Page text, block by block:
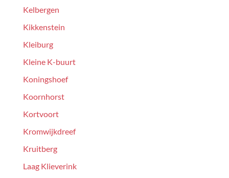
Kelbergen
Kikkenstein
Kleiburg
Kleine K-buurt
Koningshoef
Koornhorst
Kortvoort
Kromwijkdreef
Kruitberg
Laag Klieverink